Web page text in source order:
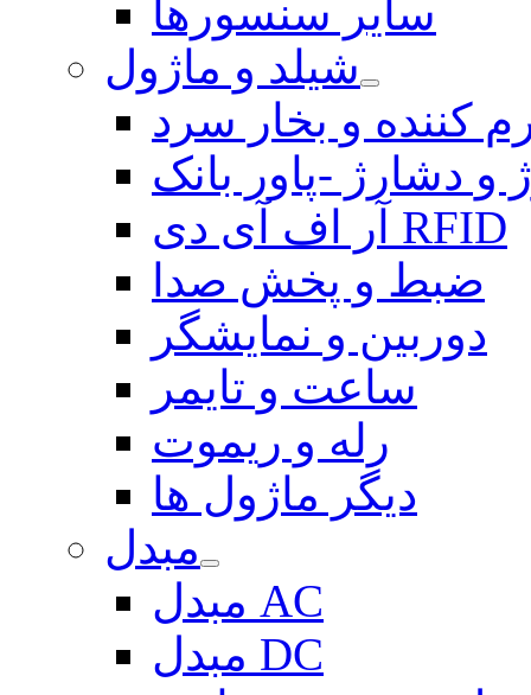
سایر سنسورها
شیلد و ماژول
کننده و بخار سرد
و دشارژ -پاور بانک
آر اف آی دی RFID
ضبط و پخش صدا
دوربین و نمایشگر
ساعت و تایمر
رله و ریموت
دیگر ماژول ها
مبدل
مبدل AC
مبدل DC